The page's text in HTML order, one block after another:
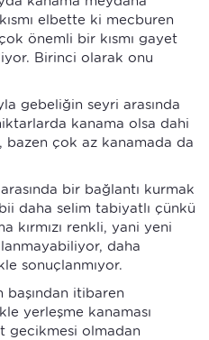
elbette ki mecburen
önemli bir kısmı gayet
Birinci olarak onu
gebeliğin seyri arasında
kanama olsa dahi
bazen çok az kanamada da
bir bağlantı kurmak
daha selim tabiyatlı çünkü
kırmızı renkli, yani yeni
daha
sonuçlanmıyor.
itibaren
yerleşme kanaması
gecikmesi olmadan